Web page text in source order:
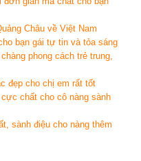
Châu về Việt Nam
bạn gái tự tin và tỏa sáng
phong cách trẻ trung,
đẹp cho chị em rất tốt
chất cho cô nàng sành
sành điệu cho nàng thêm